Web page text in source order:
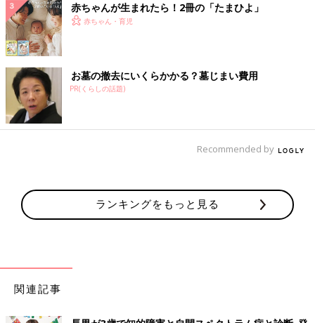
赤ちゃんが生まれたら！2冊の「たまひよ」
赤ちゃん・育児
お墓の撤去にいくらかかる？墓じまい費用
PR(くらしの話題)
Recommended by
ランキングをもっと見る
関連記事